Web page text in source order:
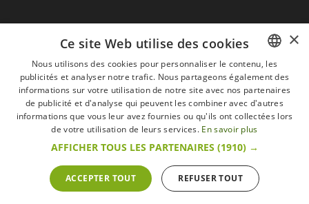
S'abonner à la Newsletter
Je suis d'accord avec les Mentions légales
Toutes les marques Conditions générales
Mentions légales
Retour & Droit de rétractation
FAQ Recrutement
s'entendent toutes taxes comprises.
Conformément au livre VI « Pratiques du marché et protection du consommateur » du
Code belge de droit économique.
Le Client agissant en tant que consommateur dispose d’un droit de
FRENCH
DUTCH
×
Ce site Web utilise des cookies
Nous utilisons des cookies pour personnaliser le contenu, les
publicités et analyser notre trafic. Nous partageons également des
informations sur votre utilisation de notre site avec nos partenaires
de publicité et d'analyse qui peuvent les combiner avec d'autres
informations que vous leur avez fournies ou qu'ils ont collectées lors
de votre utilisation de leurs services. En savoir plus
AFFICHER TOUS LES PARTENAIRES (1910) →
ACCEPTER TOUT REFUSER TOUT